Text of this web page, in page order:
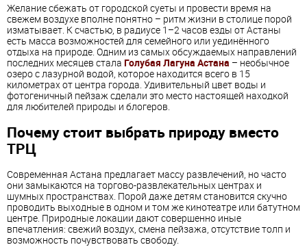
Желание сбежать от городской суеты и провести время на
свежем воздухе вполне понятно – ритм жизни в столице порой
изматывает. К счастью, в радиусе 1–2 часов езды от Астаны
есть масса возможностей для семейного или уединённого
отдыха на природе. Одним из самых обсуждаемых направлений
последних месяцев стала Голубая Лагуна Астана – необычное
озеро с лазурной водой, которое находится всего в 15
километрах от центра города. Удивительный цвет воды и
фотогеничный пейзаж сделали это место настоящей находкой
для любителей природы и блогеров.
Почему стоит выбрать природу вместо
ТРЦ
Современная Астана предлагает массу развлечений, но часто
они замыкаются на торгово-развлекательных центрах и
шумных пространствах. Порой даже детям становится скучно
проводить выходные в одном и том же кинотеатре или батутном
центре. Природные локации дают совершенно иные
впечатления: свежий воздух, смена пейзажа, отсутствие толп и
возможность почувствовать свободу.